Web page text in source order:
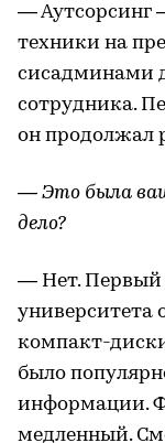
— Аутсорсинг
техники на
сисадминами
сотрудника.
он продолжал
— Это была
дело?
— Нет. Первый
университета
компакт-
было
информации.
медленный.